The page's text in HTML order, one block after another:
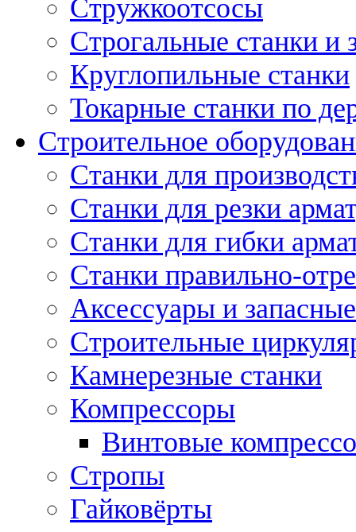
Стружкоотсосы
Строгальные станки и
Круглопильные станки
Токарные станки по
Строительное
Станки для
Станки для резки
Станки для гибки
Станки правильно-
Аксессуары и
Строительные
Камнерезные станки
Компрессоры
Винтовые
Стропы
Гайковёрты